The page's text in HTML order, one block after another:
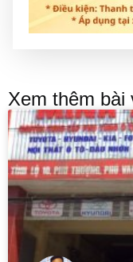
Xem thêm bài